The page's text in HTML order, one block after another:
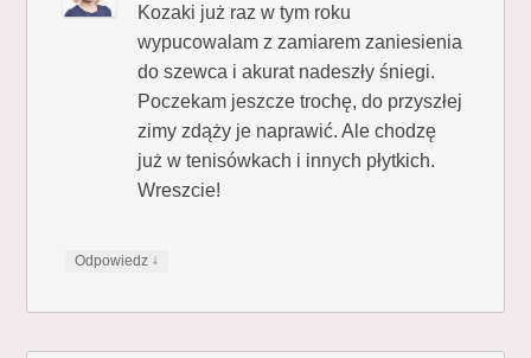
Kozaki już raz w tym roku
wypucowalam z zamiarem zaniesienia
do szewca i akurat nadeszły śniegi.
Poczekam jeszcze trochę, do przyszłej
zimy zdąży je naprawić. Ale chodzę
już w tenisówkach i innych płytkich.
Wreszcie!
Odpowiedz ↓